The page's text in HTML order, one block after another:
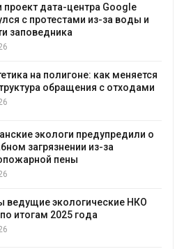
проект дата-центра Google
с протестами из-за воды и
заповедника
на полигоне: как меняется
обращения с отходами
экологи предупредили о
загрязнении из-за
пены
ведущие экологические НКО
итогам 2025 года